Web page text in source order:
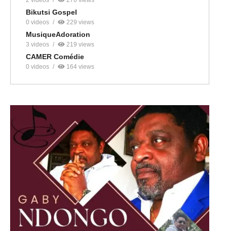
Bikutsi Gospel
0 videos 229 views
MusiqueAdoration
3 videos 219 views
CAMER Comédie
0 videos 164 views